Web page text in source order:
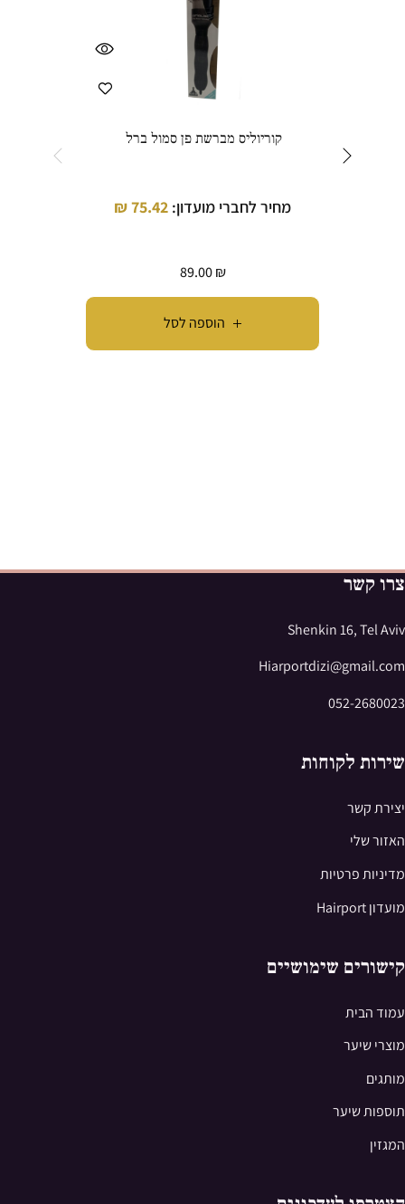
הוספה לסל
קוריוליס מברשת פן סמול ברל
מחיר לחברי מועדון: 75.42
₪
89.00₪
צרו קשר
Shenkin 16, Tel Aviv
Hiarportdizi@gmail.com
052-2680023
שירות לקוחות
יצירת קשר
האזור שלי
מדיניות פרטיות
מועדון Hairport
קישורים שימושיים
עמוד הבית
מוצרי שיער
מותגים
תוספות שיער
המגזין